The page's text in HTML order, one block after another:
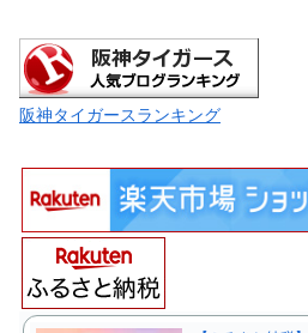
阪神タイガースランキング